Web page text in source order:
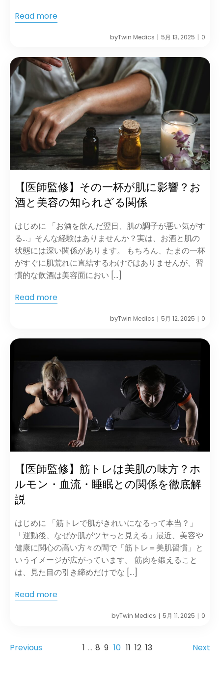
Read more
byTwin Medics | 5月 13, 2025 | 0
【医師監修】その一杯が肌に影響？お
酒と美容の知られざる関係
はじめに 「お酒を飲んだ翌日、肌の調子が悪い気がす
る…」そんな経験はありませんか？実は、お酒と肌の
状態には深い関係があります。 もちろん、たまの一杯
がすぐに肌荒れに直結するわけではありませんが、習
慣的な飲酒は美容面におい […]
Read more
byTwin Medics | 5月 12, 2025 | 0
【医師監修】筋トレは美肌の味方？ホ
ルモン・血流・睡眠との関係を徹底解
説
はじめに 「筋トレで肌がきれいになるって本当？」
「運動後、なぜか肌がツヤっと見える」最近、美容や
健康に関心の高い方々の間で「筋トレ＝美肌習慣」と
いうイメージが広がっています。 筋肉を鍛えること
は、見た目の引き締めだけでな […]
Read more
byTwin Medics | 5月 11, 2025 | 0
Previous 1 … 8 9 10 11 12 13 Next